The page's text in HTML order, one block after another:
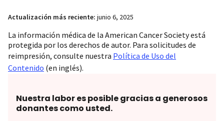
Actualización más reciente: junio 6, 2025
La información médica de la American Cancer Society está
protegida por los derechos de autor. Para solicitudes de
reimpresión, consulte nuestra Política de Uso del
Contenido (en inglés).
Nuestra labor es posible gracias a generosos
donantes como usted.